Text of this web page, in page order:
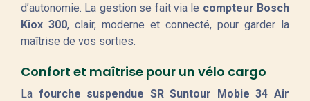
d’autonomie. La gestion se fait via le compteur Bosch
Kiox 300, clair, moderne et connecté, pour garder la
maîtrise de vos sorties.
Confort et maîtrise pour un vélo cargo
La fourche suspendue SR Suntour Mobie 34 Air